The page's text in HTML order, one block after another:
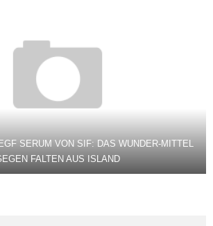
SERUM VON SIF: DAS WUNDER-MITTEL
FALTEN AUS ISLAND